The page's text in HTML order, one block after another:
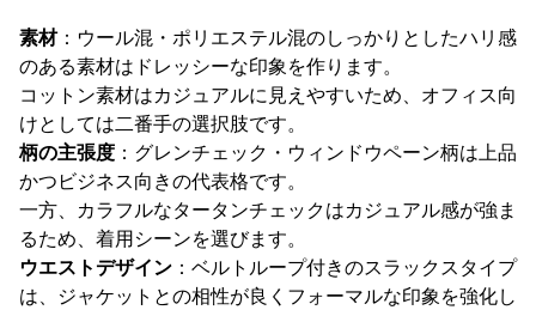
素材：ウール混・ポリエステル混のしっかりとしたハリ感
のある素材はドレッシーな印象を作ります。
コットン素材はカジュアルに見えやすいため、オフィス向
けとしては二番手の選択肢です。
柄の主張度 ：グレンチェック・ウィンドウペーン柄は上品
かつビジネス向きの代表格です。
一方、カラフルなタータンチェックはカジュアル感が強ま
るため、着用シーンを選びます。
ウエストデザイン ：ベルトループ付きのスラックスタイプ
は、ジャケットとの相性が良くフォーマルな印象を強化し